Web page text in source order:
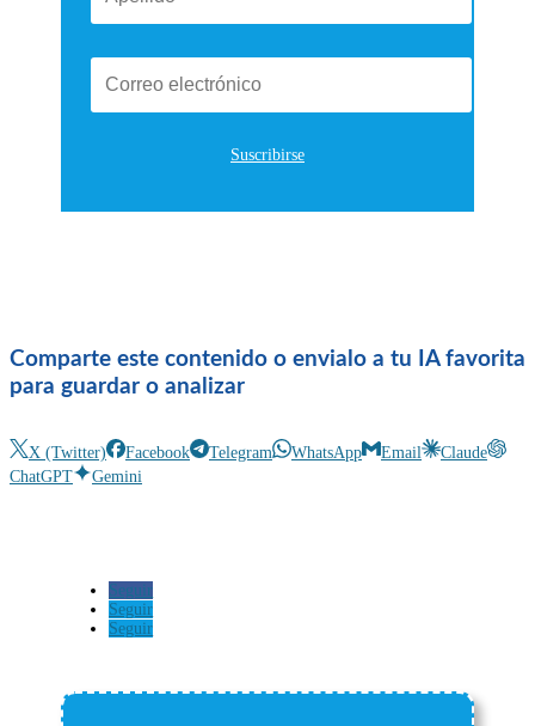
Suscribirse
Comparte este contenido o envialo a tu IA favorita
para guardar o analizar
X (Twitter) Facebook Telegram WhatsApp Email
Claude
ChatGPT
Gemini
Seguir
Seguir
Seguir